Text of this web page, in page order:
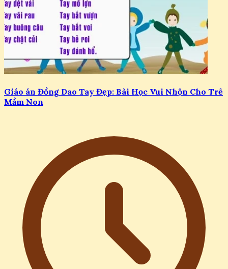
Giáo án Đồng Dao Tay Đẹp: Bài Học Vui Nhộn Cho Trẻ
Mầm Non